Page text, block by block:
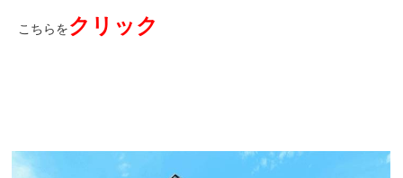
こちらを クリック